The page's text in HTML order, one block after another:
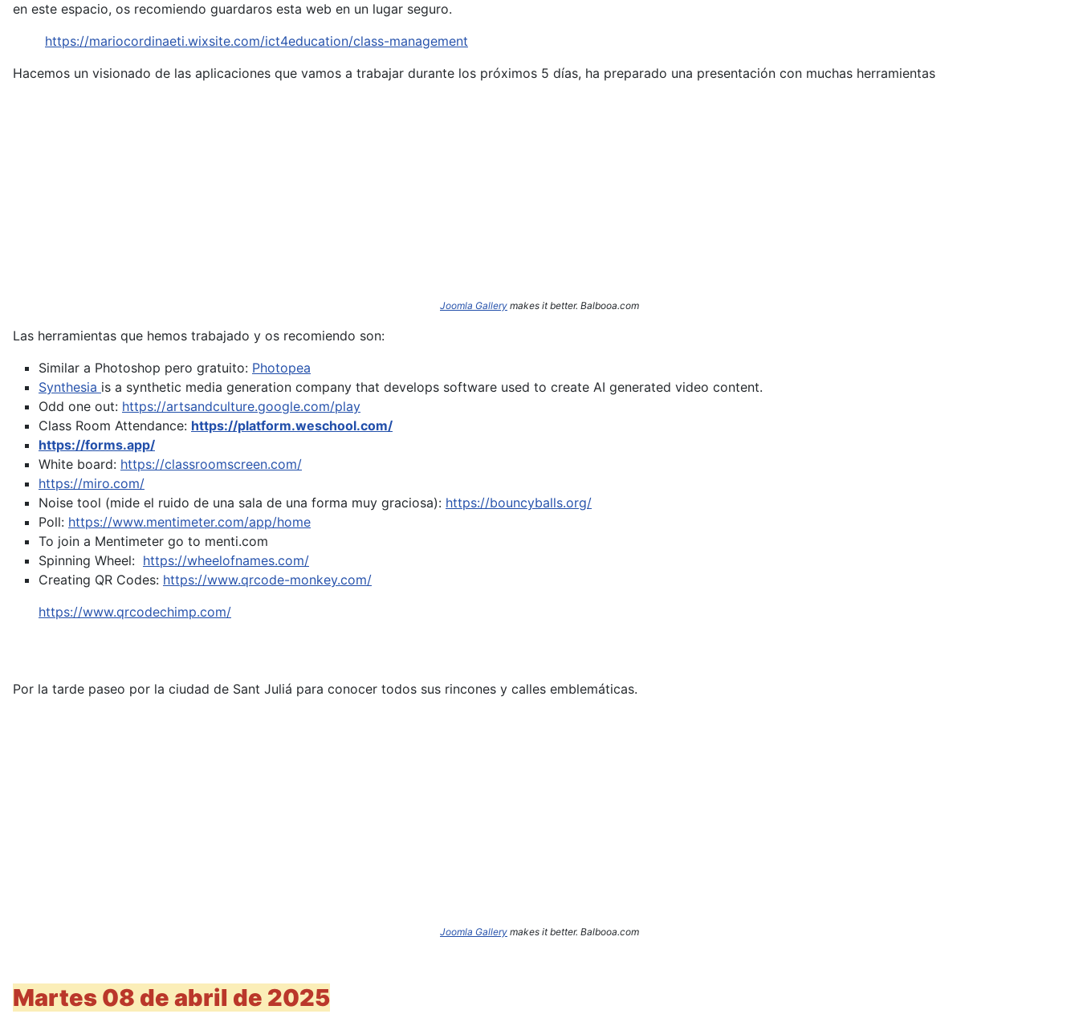
en este espacio, os recomiendo guardaros esta web en un lugar seguro.
https://mariocordinaeti.wixsite.com/ict4education/class-management
Hacemos un visionado de las aplicaciones que vamos a trabajar durante los próximos 5 días, ha preparado una presentación con muchas herramientas
Joomla Gallery makes it better. Balbooa.com
Las herramientas que hemos trabajado y os recomiendo son:
Similar a Photoshop pero gratuito: Photopea
Synthesia is a synthetic media generation company that develops software used to create AI generated video content.
Odd one out: https://artsandculture.google.com/play
Class Room Attendance: https://platform.weschool.com/
https://forms.app/
White board: https://classroomscreen.com/
https://miro.com/
Noise tool (mide el ruido de una sala de una forma muy graciosa): https://bouncyballs.org/
Poll: https://www.mentimeter.com/app/home
To join a Mentimeter go to menti.com
Spinning Wheel: https://wheelofnames.com/
Creating QR Codes: https://www.qrcode-monkey.com/
https://www.qrcodechimp.com/
Por la tarde paseo por la ciudad de Sant Juliá para conocer todos sus rincones y calles emblemáticas.
Joomla Gallery makes it better. Balbooa.com
Martes 08 de abril de 2025